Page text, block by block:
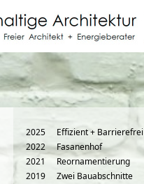
2025 Effizient + Barrierefrei
2022
Fasanenhof
2021
Reornamentierung
2019
Zwei Bauabschnitte